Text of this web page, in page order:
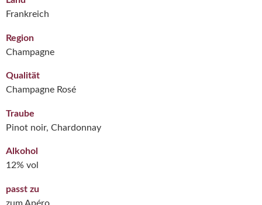
Frankreich
Region
Champagne
Qualität
Champagne Rosé
Traube
Pinot noir, Chardonnay
Alkohol
12% vol
passt zu
zum Apéro